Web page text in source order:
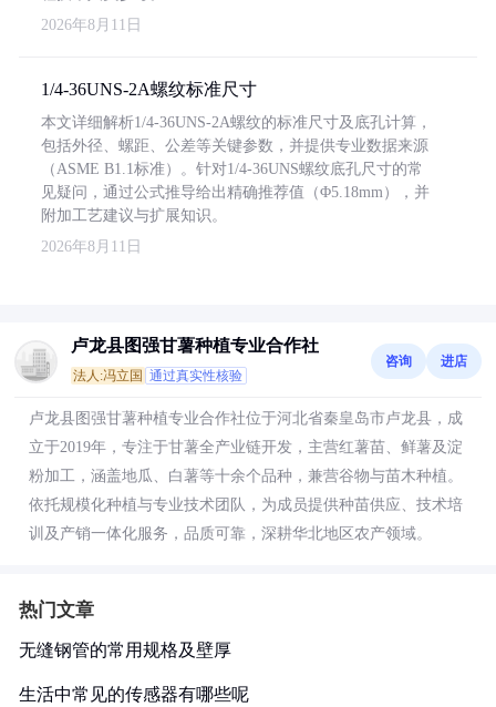
2026年8月11日
1/4-36UNS-2A螺纹标准尺寸
本文详细解析1/4-36UNS-2A螺纹的标准尺寸及底孔计算，
包括外径、螺距、公差等关键参数，并提供专业数据来源
（ASME B1.1标准）。针对1/4-36UNS螺纹底孔尺寸的常
见疑问，通过公式推导给出精确推荐值（Φ5.18mm），并
附加工艺建议与扩展知识。
2026年8月11日
卢龙县图强甘薯种植专业合作社
法人:冯立国 通过真实性核验
咨询 进店
卢龙县图强甘薯种植专业合作社位于河北省秦皇岛市卢龙县，成
立于2019年，专注于甘薯全产业链开发，主营红薯苗、鲜薯及淀
粉加工，涵盖地瓜、白薯等十余个品种，兼营谷物与苗木种植。
依托规模化种植与专业技术团队，为成员提供种苗供应、技术培
训及产销一体化服务，品质可靠，深耕华北地区农产领域。
热门文章
无缝钢管的常用规格及壁厚
生活中常见的传感器有哪些呢